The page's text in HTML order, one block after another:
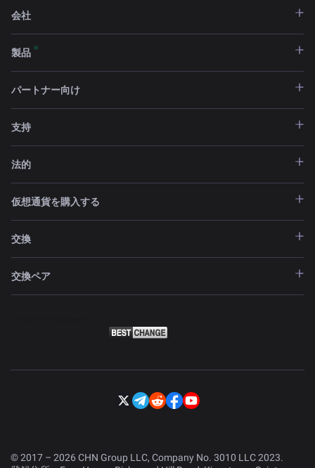
会社
製品
パートナー向け
支持
法的
仮想通貨を購入する
交換
交換ペア
© 2017 – 2026 CHN Group LLC, Company No. 3010 LLC 2023.